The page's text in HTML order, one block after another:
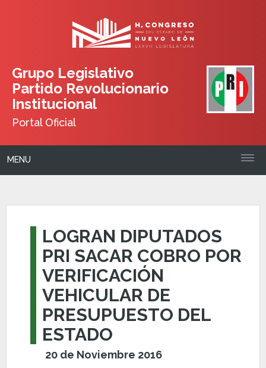
Grupo Legislativo
Partido Revolucionario
Institucional
Portal Oficial
MENU
LOGRAN DIPUTADOS
PRI SACAR COBRO POR
VERIFICACIÓN
VEHICULAR DE
PRESUPUESTO DEL
ESTADO
20 de Noviembre 2016